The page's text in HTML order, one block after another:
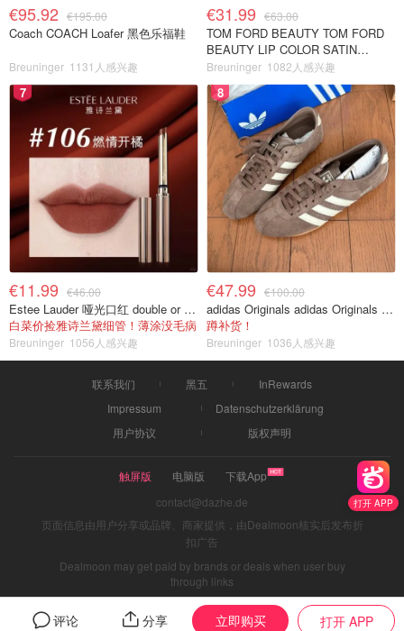
打开 APP
评论 分享 立即购买 打开 APP
€95.92 €195.00
Coach COACH Loafer 黑色乐福鞋
Breuninger 1131人感兴趣
€31.99 €63.00
TOM FORD BEAUTY TOM FORD
BEAUTY LIP COLOR SATIN
MATTE 裸玫瑰口红
Breuninger 1082人感兴趣
7
€11.99 €46.00
Estee Lauder 哑光口红 double or nothing色号
白菜价捡雅诗兰黛细管！薄涂没毛病
Breuninger 1056人感兴趣
8
€47.99 €100.00
adidas Originals adidas Originals TOKYO 复古休闲鞋 深棕色
蹲补货！
Breuninger 1036人感兴趣
联系我们 黑五
InRewards
Impressum
Datenschutzerklärung
用户协议
版权声明
触屏版 电脑版
下载App
contact@dazhe.de
页面信息由用户分享或品牌、商家提供，由Dealmoon核实后发布折
扣广告
Dealmoon may get paid by brands or deals when user buy
through links